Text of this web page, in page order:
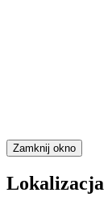
Zamknij okno
Lokalizacja